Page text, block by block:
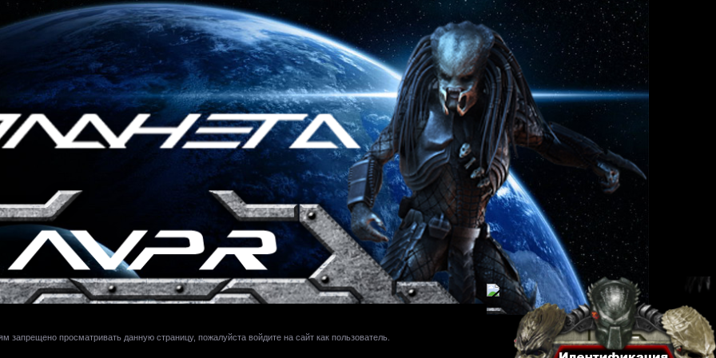
запрещено просматривать данную страницу, пожалуйста войдите на сайт как пользователь.